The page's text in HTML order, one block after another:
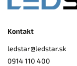
Kontakt
ledstar@ledstar.sk
0914 110 400